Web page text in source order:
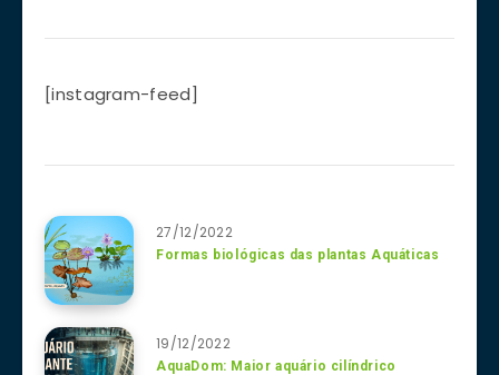
[instagram-feed]
27/12/2022
Formas biológicas das plantas Aquáticas
19/12/2022
AquaDom: Maior aquário cilíndrico